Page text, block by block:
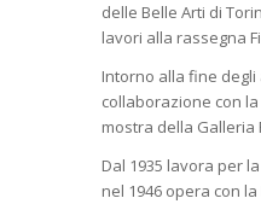
delle Belle Arti di
lavori alla rassegna
Intorno alla fine
collaborazione con
mostra della Galleria
Dal 1935 lavora per
nel 1946 opera con